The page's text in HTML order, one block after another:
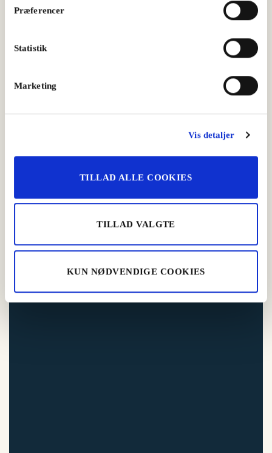
Præferencer
Statistik
Marketing
Vis detaljer
TILLAD ALLE COOKIES
TILLAD VALGTE
KUN NØDVENDIGE COOKIES
Tapas Chorizopølse